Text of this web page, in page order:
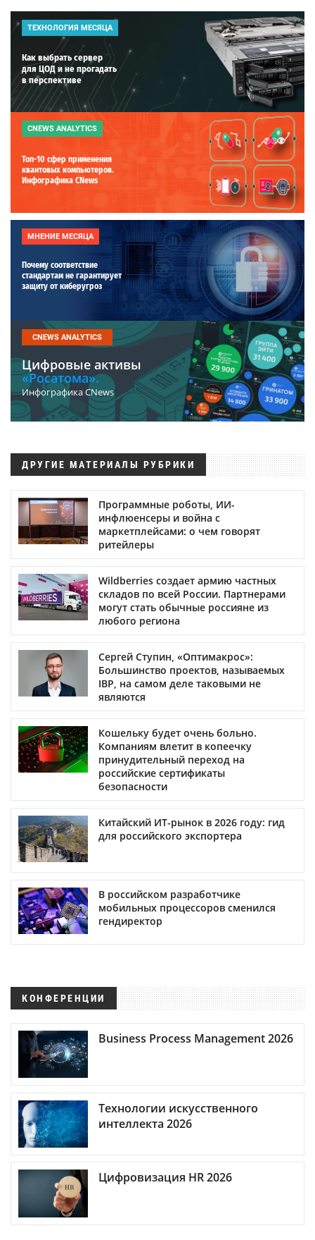
ТЕХНОЛОГИЯ МЕСЯЦА
Как выбрать сервер
для ЦОД и не прогадать
в перспективе
CNEWS ANALYTICS
Топ-10 сфер применения
квантовых компьютеров.
Инфографика CNews
МНЕНИЕ МЕСЯЦА
Почему соответствие
стандартам не гарантирует
защиту от киберугроз
CNEWS ANALYTICS
Цифровые активы
«Росатома».
Инфографика CNews
ДРУГИЕ МАТЕРИАЛЫ РУБРИКИ
Программные роботы, ИИ-
инфлюенсеры и война с
маркетплейсами: о чем говорят
ритейлеры
Wildberries создает армию частных
складов по всей России. Партнерами
могут стать обычные россияне из
любого региона
Сергей Ступин, «Оптимакрос»:
Большинство проектов, называемых
IBP, на самом деле таковыми не
являются
Кошельку будет очень больно.
Компаниям влетит в копеечку
принудительный переход на
российские сертификаты
безопасности
Китайский ИТ-рынок в 2026 году: гид
для российского экспортера
В российском разработчике
мобильных процессоров сменился
гендиректор
КОНФЕРЕНЦИИ
Business Process Management 2026
Технологии искусственного
интеллекта 2026
Цифровизация HR 2026